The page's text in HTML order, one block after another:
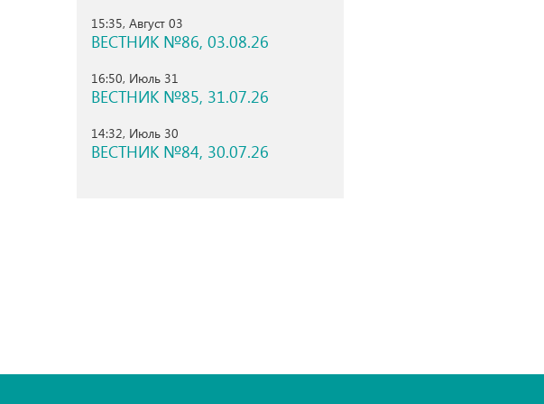
15:35, Август 03
ВЕСТНИК №86, 03.08.26
16:50, Июль 31
ВЕСТНИК №85, 31.07.26
14:32, Июль 30
ВЕСТНИК №84, 30.07.26